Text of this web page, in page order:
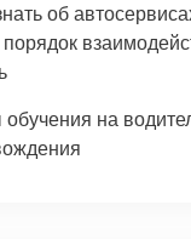
об
порядок
на